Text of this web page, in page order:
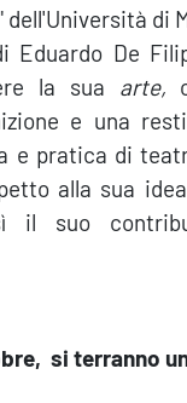
di
Eduardo De
la sua arte,
e una
e pratica di
alla sua
il suo
si terranno